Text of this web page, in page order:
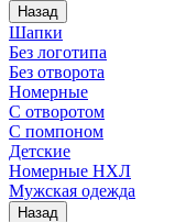
Назад
Шапки
Без логотипа
Без отворота
Номерные
С отворотом
С помпоном
Детские
Номерные НХЛ
Мужская одежда
Назад